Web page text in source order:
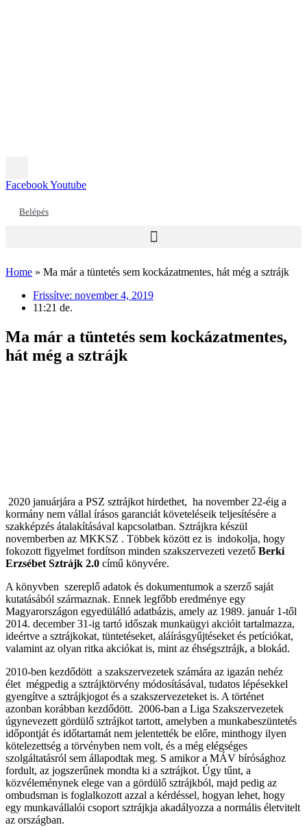
FacebookYoutube
Belépés
Home » Ma már a tüntetés sem kockázatmentes, hát még a sztrájk
Frissítve: november 4, 2019
11:21 de.
Ma már a tüntetés sem kockázatmentes,
hát még a sztrájk
2020 januárjára a PSZ sztrájkot hirdethet, ha november 22-éig a
kormány nem vállal írásos garanciát követeléseik teljesítésére a
szakképzés átalakításával kapcsolatban. Sztrájkra készül
novemberben az MKKSZ . Többek között ez is indokolja, hogy
fokozott figyelmet fordítson minden szakszervezeti vezető Berki
Erzsébet Sztrájk 2.0 című könyvére.
A könyvben szereplő adatok és dokumentumok a szerző saját
kutatásából származnak. Ennek legfőbb eredménye egy
Magyarországon egyedülálló adatbázis, amely az 1989. január 1-től
2014. december 31-ig tartó időszak munkaügyi akcióit tartalmazza,
ideértve a sztrájkokat, tüntetéseket, aláírásgyűjtéseket és petíciókat,
valamint az olyan ritka akciókat is, mint az éhségsztrájk, a blokád.
2010-ben kezdődött a szakszervezetek számára az igazán nehéz
élet mégpedig a sztrájktörvény módosításával, tudatos lépésekkel
gyengítve a sztrájkjogot és a szakszervezeteket is. A történet
azonban korábban kezdődött. 2006-ban a Liga Szakszervezetek
úgynevezett gördülő sztrájkot tartott, amelyben a munkabeszüntetés
időpontját és időtartamát nem jelentették be előre, minthogy ilyen
kötelezettség a törvényben nem volt, és a még elégséges
szolgáltatásról sem állapodtak meg. S amikor a MÁV bírósághoz
fordult, az jogszerűnek mondta ki a sztrájkot. Úgy tűnt, a
közvéleménynek elege van a gördülő sztrájkból, majd pedig az
ombudsman is foglalkozott azzal a kérdéssel, hogyan lehet, hogy
egy munkavállalói csoport sztrájkja akadályozza a normális életvitelt
az országban.